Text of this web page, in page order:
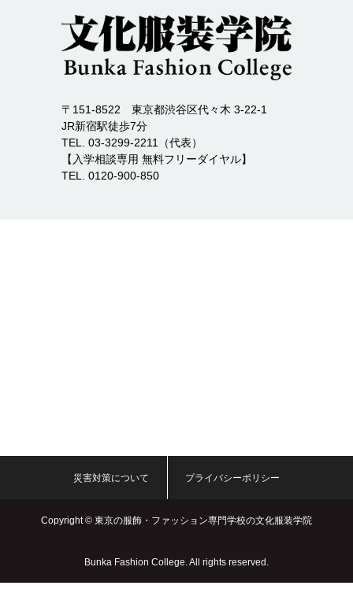
〒151-8522 東京都渋谷区代々木 3-22-1
JR新宿駅徒歩7分
TEL. 03-3299-2211（代表）
【入学相談専用 無料フリーダイヤル】
TEL. 0120-900-850
Copyright © 東京の服飾・ファッション専門学校の文化服装学院
Bunka Fashion College. All rights reserved.
災害対策について プライバシーポリシー